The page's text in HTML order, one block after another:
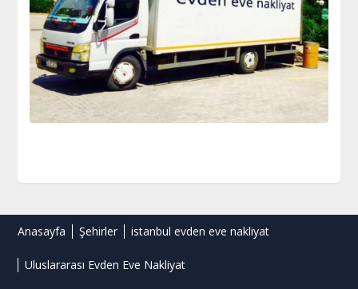
Anasayfa Şehirler istanbul evden eve nakliyat
Uluslararası Evden Eve Nakliyat